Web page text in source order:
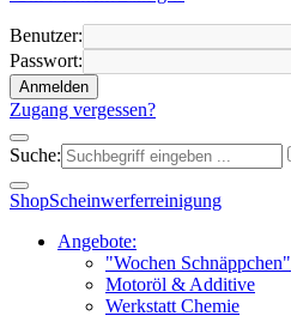
Benutzer:
Passwort:
Anmelden
Zugang vergessen?
Suche:
ShopScheinwerferreinigung
Angebote:
"Wochen Schnäppchen"
Motoröl & Additive
Werkstatt Chemie